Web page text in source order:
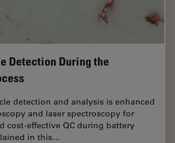
Detection During the
detection and analysis is enhanced
and laser spectroscopy for
cost-effective QC during battery
in this…